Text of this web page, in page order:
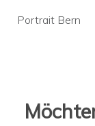
Portrait Bern